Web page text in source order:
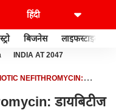
बिजनेस लाइफस्टाइल
INDIA AT 2047
NEFITHROMYCIN:
डायबिटीज